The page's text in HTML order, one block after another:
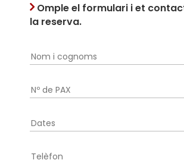
Omple el formulari i et
la reserva.